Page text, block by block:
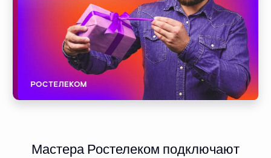
Мастера Ростелеком подключают